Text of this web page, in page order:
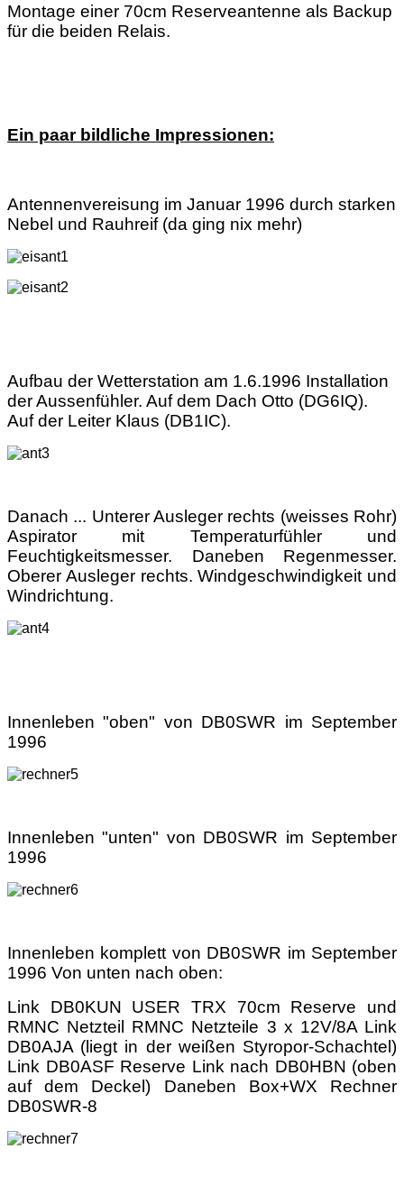
Montage einer 70cm Reserveantenne als Backup
für die beiden Relais.
Ein paar bildliche Impressionen:
Antennenvereisung im Januar 1996 durch starken
Nebel und Rauhreif (da ging nix mehr)
Aufbau der Wetterstation am 1.6.1996 Installation
der Aussenfühler. Auf dem Dach Otto (DG6IQ).
Auf der Leiter Klaus (DB1IC).
Danach ... Unterer Ausleger rechts (weisses Rohr)
Aspirator mit Temperaturfühler und
Feuchtigkeitsmesser. Daneben Regenmesser.
Oberer Ausleger rechts. Windgeschwindigkeit und
Windrichtung.
Innenleben "oben" von DB0SWR im September
1996
Innenleben "unten" von DB0SWR im September
1996
Innenleben komplett von DB0SWR im September
1996 Von unten nach oben:
Link DB0KUN USER TRX 70cm Reserve und
RMNC Netzteil RMNC Netzteile 3 x 12V/8A Link
DB0AJA (liegt in der weißen Styropor-Schachtel)
Link DB0ASF Reserve Link nach DB0HBN (oben
auf dem Deckel) Daneben Box+WX Rechner
DB0SWR-8